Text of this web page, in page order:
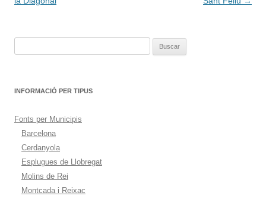
INFORMACIÓ PER TIPUS
Fonts per Municipis
Barcelona
Cerdanyola
Esplugues de Llobregat
Molins de Rei
Montcada i Reixac